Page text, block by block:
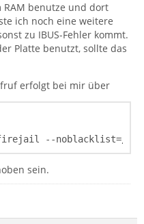
RAM benutze und dort
ich noch eine weitere
zu IBUS-Fehler kommt.
Platte benutzt, sollte das
erfolgt bei mir über
firejail --
sein.